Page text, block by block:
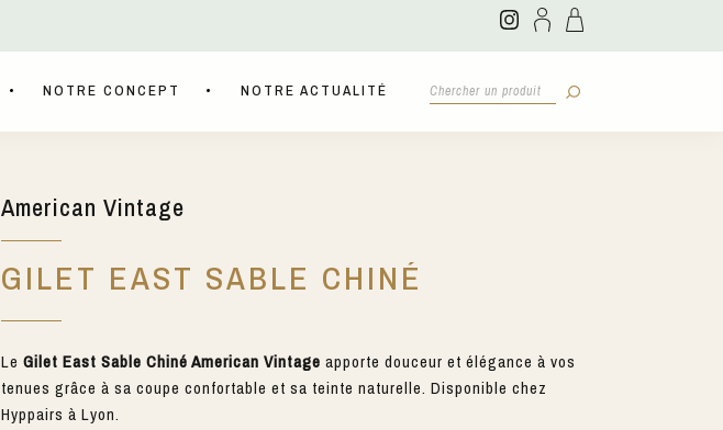
NOTRE CONCEPT NOTRE ACTUALITÉ
American Vintage
GILET EAST SABLE CHINÉ
Le Gilet East Sable Chiné American Vintage apporte douceur et élégance à vos
tenues grâce à sa coupe confortable et sa teinte naturelle. Disponible chez
Hyppairs à Lyon.